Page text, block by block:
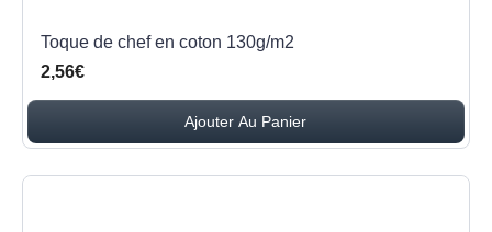
Toque de chef en coton 130g/m2
2,56€
Ajouter Au Panier